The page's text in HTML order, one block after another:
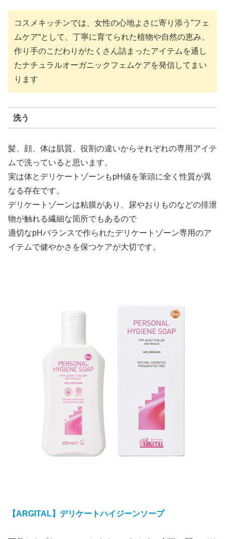
コスメキッチンでは、女性の心地よさに寄り添う”フェ
ムケア“として、丁寧に育てられた植物や自然の恵み、
作り手のこだわりがたくさん詰まったアイテムを通し
たナチュラルオーガニックフェムケアを発信してまい
ります
洗う
髪、顔、体は肌質、役割の違いからそれぞれの専用アイテ
ムで洗っていると思います。
実は体とデリケートゾーンもpH値を筆頭に全く性質が異
なる存在です。
デリケートゾーンは粘膜があり、尿やおりものなどの排泄
物が触れる繊細な箇所でもあるので
適切なpHバランスで作られたデリケートゾーン専用のア
イテムで健やかさを保つケアが大切です。
【ARGITAL】デリケートハイジーンソープ